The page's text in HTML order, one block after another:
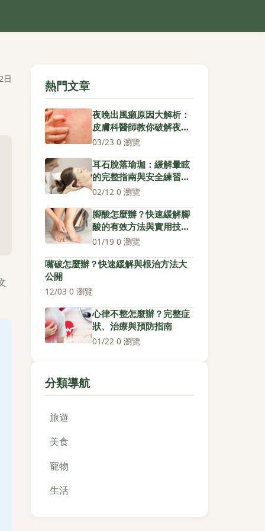
日 熱門文章
夜晚出風癩原因大解析：
皮膚科醫師教你破解夜間
癢疹困擾
03/23·0 瀏覽
耳石脫落瑜珈：緩解暈眩
的完整指南與安全練習步
驟
02/12·0 瀏覽
腳酸怎麼辦？快速緩解腳
酸的有效方法與實用技巧
全攻略
01/19·0 瀏覽
嘴破怎麼辦？快速緩解與根治方法大
公開
12/03·0 瀏覽
心律不整怎麼辦？完整症
狀、治療與預防指南
01/22·0 瀏覽
分類導航
旅遊
美食
寵物
生活